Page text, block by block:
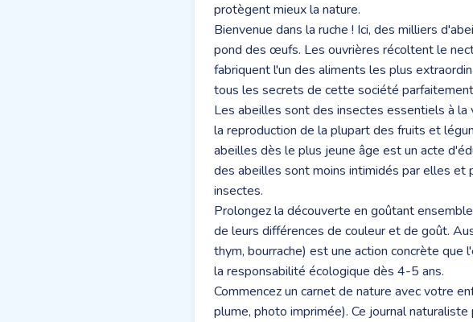
protègent mieux la nature.
Bienvenue dans la ruche ! Ici, des milliers
pond des œufs. Les ouvrières récoltent le
fabriquent l'un des aliments les plus
tous les secrets de cette société
Les abeilles sont des insectes essentiels à
la reproduction de la plupart des fruits et
abeilles dès le plus jeune âge est un acte
des abeilles sont moins intimidés par elles et
insectes.
Prolongez la découverte en goûtant
de leurs différences de couleur et de goût.
thym, bourrache) est une action concrète
la responsabilité écologique dès 4-5 ans.
Commencez un carnet de nature avec votre
plume, photo imprimée). Ce journal